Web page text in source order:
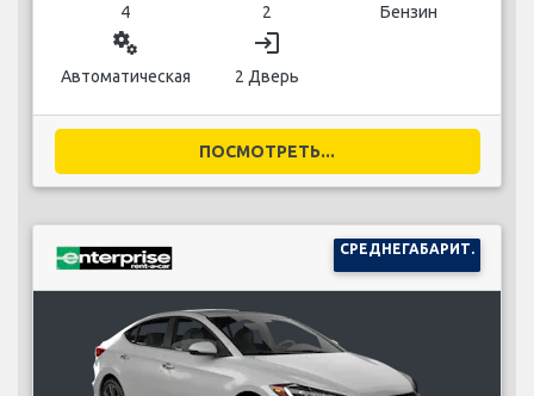
4 2 Бензин
miscellaneous_services
Автоматическая
login
2 Дверь
ПОСМОТРЕТЬ...
СРЕДНЕГАБАРИТ.